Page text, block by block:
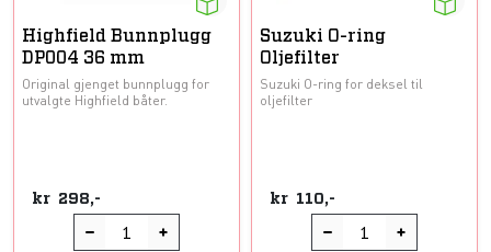
Highfield Bunnplugg
DP004 36 mm
Original gjenget bunnplugg for
utvalgte Highfield båter.
kr 298,-
Suzuki O-ring
Oljefilter
Suzuki O-ring for deksel til
oljefilter
kr 110,-